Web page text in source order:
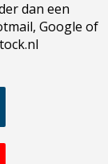
dan een
Google of